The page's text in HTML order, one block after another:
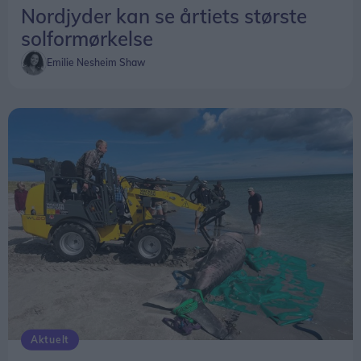
Nordjyder kan se årtiets største
solformørkelse
Emilie Nesheim Shaw
Aktuelt